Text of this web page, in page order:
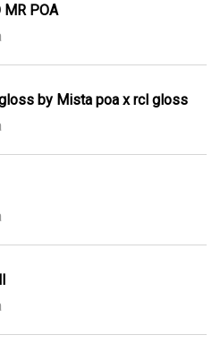
MR POA
by Mista poa x rcl gloss